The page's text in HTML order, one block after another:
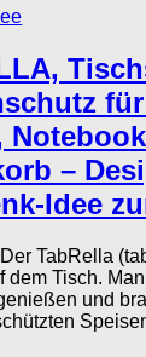
–
Idee
TabRella
dem Tisch.
und